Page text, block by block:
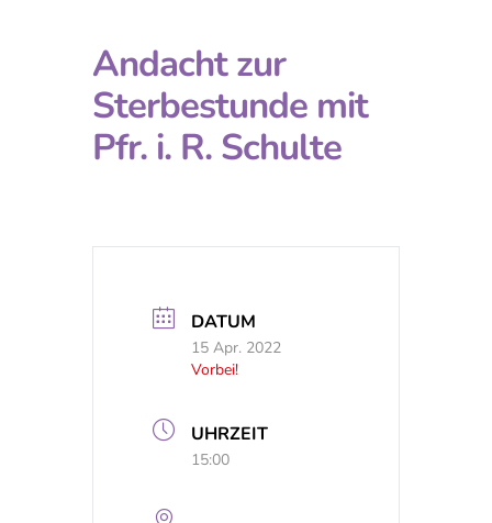
Andacht zur
Sterbestunde mit
Pfr. i. R. Schulte
DATUM
15 Apr. 2022
Vorbei!
UHRZEIT
15:00